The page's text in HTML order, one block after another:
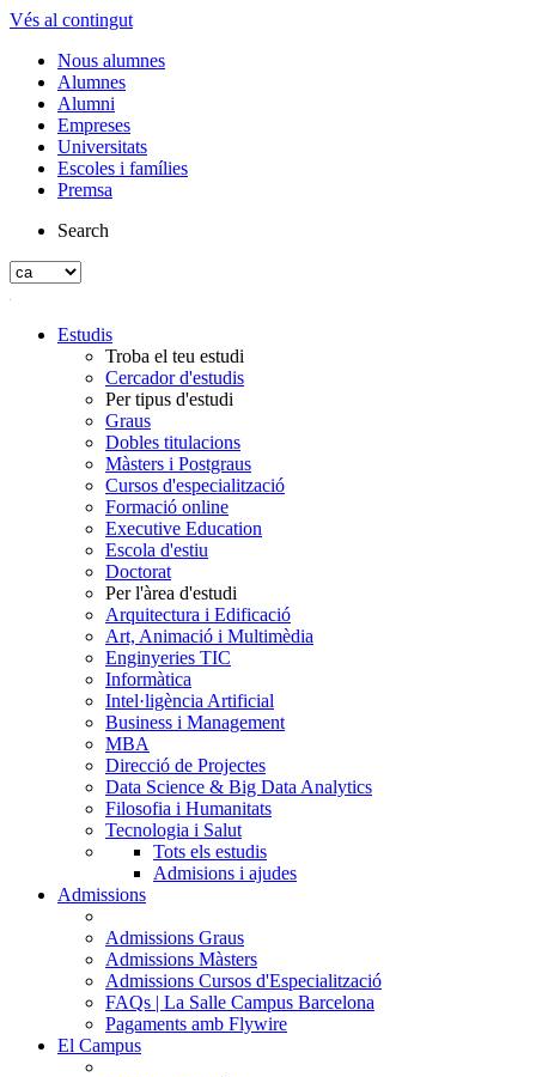
Vés al contingut
Nous alumnes
Alumnes
Alumni
Empreses
Universitats
Escoles i famílies
Premsa
Search
Estudis
Troba el teu estudi
Cercador d'estudis
Per tipus d'estudi
Graus
Dobles titulacions
Màsters i Postgraus
Cursos d'especialització
Formació online
Executive Education
Escola d'estiu
Doctorat
Per l'àrea d'estudi
Arquitectura i Edificació
Art, Animació i Multimèdia
Enginyeries TIC
Informàtica
Intel·ligència Artificial
Business i Management
MBA
Direcció de Projectes
Data Science & Big Data Analytics
Filosofia i Humanitats
Tecnologia i Salut
Tots els estudis
Admisions i ajudes
Admissions
Admissions Graus
Admissions Màsters
Admissions Cursos d'Especialització
FAQs | La Salle Campus Barcelona
Pagaments amb Flywire
El Campus